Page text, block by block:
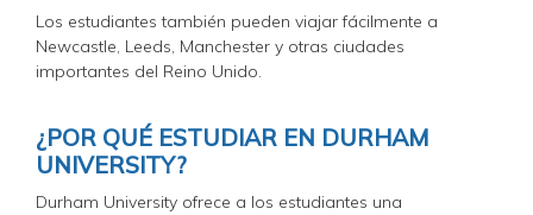
Los estudiantes también pueden viajar fácilmente a
Newcastle, Leeds, Manchester y otras ciudades
importantes del Reino Unido.
¿POR QUÉ ESTUDIAR EN DURHAM
UNIVERSITY?
Durham University ofrece a los estudiantes una